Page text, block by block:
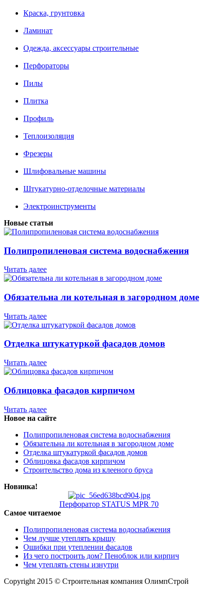
Краска, грунтовка
Ламинат
Одежда, аксессуары строительные
Перфораторы
Пилы
Плитка
Профиль
Теплоизоляция
Фрезеры
Шлифовальные машины
Штукатурно-отделочные материалы
Электроинструменты
Новые статьи
Полипропиленовая система водоснабжения
Читать далее
Обязательна ли котельная в загородном доме
Читать далее
Отделка штукатуркой фасадов домов
Читать далее
Облицовка фасадов кирпичом
Читать далее
Новое на сайте
Полипропиленовая система водоснабжения
Обязательна ли котельная в загородном доме
Отделка штукатуркой фасадов домов
Облицовка фасадов кирпичом
Строительство дома из клееного бруса
Новинка!
Перфоратор STATUS MPR 70
Самое читаемое
Полипропиленовая система водоснабжения
Чем лучше утеплять крышу
Ошибки при утеплении фасадов
Из чего построить дом? Пеноблок или кирпич
Чем утеплять стены изнутри
Copyright 2015 © Строительная компания ОлимпСтрой